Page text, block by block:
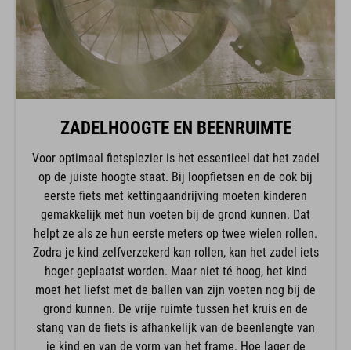
ZADELHOOGTE EN BEENRUIMTE
Voor optimaal fietsplezier is het essentieel dat het zadel
op de juiste hoogte staat. Bij loopfietsen en de ook bij
eerste fiets met kettingaandrijving moeten kinderen
gemakkelijk met hun voeten bij de grond kunnen. Dat
helpt ze als ze hun eerste meters op twee wielen rollen.
Zodra je kind zelfverzekerd kan rollen, kan het zadel iets
hoger geplaatst worden. Maar niet té hoog, het kind
moet het liefst met de ballen van zijn voeten nog bij de
grond kunnen. De vrije ruimte tussen het kruis en de
stang van de fiets is afhankelijk van de beenlengte van
je kind en van de vorm van het frame. Hoe lager de